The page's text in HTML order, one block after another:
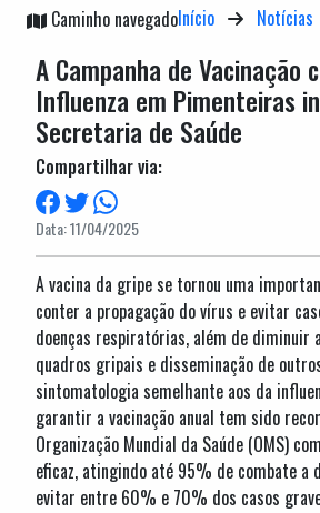
Caminho navegadoInício Notícias
A Campanha de Vacinação
Influenza em Pimenteiras
Secretaria de Saúde
Compartilhar via:
Data: 11/04/2025
A vacina da gripe se tornou uma
conter a propagação do vírus e evitar
doenças respiratórias, além de diminuir
quadros gripais e disseminação de
sintomatologia semelhante aos da
garantir a vacinação anual tem sido
Organização Mundial da Saúde (OMS)
eficaz, atingindo até 95% de combate a
evitar entre 60% e 70% dos casos